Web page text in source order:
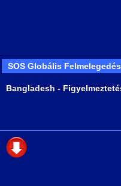
SOS Globális Felmelegedés
Bangladesh -